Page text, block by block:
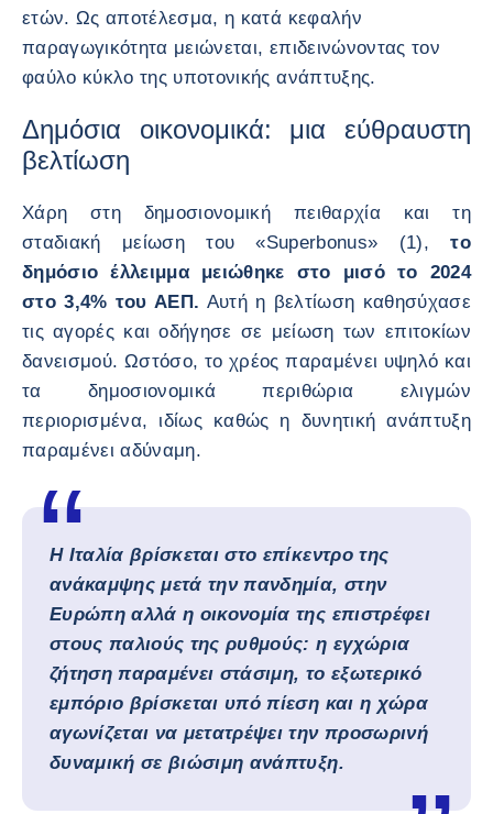
ετών. Ως αποτέλεσμα, η κατά κεφαλήν
παραγωγικότητα μειώνεται, επιδεινώνοντας τον
φαύλο κύκλο της υποτονικής ανάπτυξης.
Δημόσια οικονομικά: μια εύθραυστη
βελτίωση
Χάρη στη δημοσιονομική πειθαρχία και τη
σταδιακή μείωση του «Superbonus» (1),το
δημόσιο έλλειμμα μειώθηκε στο μισό το 2024
στο 3,4% του ΑΕΠ. Αυτή η βελτίωση καθησύχασε
τις αγορές και οδήγησε σε μείωση των επιτοκίων
δανεισμού. Ωστόσο, το χρέος παραμένει υψηλό και
τα δημοσιονομικά περιθώρια ελιγμών
περιορισμένα, ιδίως καθώς η δυνητική ανάπτυξη
παραμένει αδύναμη.
Η Ιταλία βρίσκεται στο επίκεντρο της
ανάκαμψης μετά την πανδημία, στην
Ευρώπη αλλά η οικονομία της επιστρέφει
στους παλιούς της ρυθμούς: η εγχώρια
ζήτηση παραμένει στάσιμη, το εξωτερικό
εμπόριο βρίσκεται υπό πίεση και η χώρα
αγωνίζεται να μετατρέψει την προσωρινή
δυναμική σε βιώσιμη ανάπτυξη.